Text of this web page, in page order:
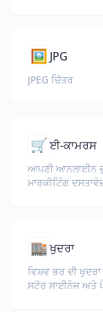
🖼️ JPG
JPEG ਚਿੱਤਰ
🛒ਈ-ਕਾਮਰਸ
ਆਪਣੀ ਆਨਲਾਈਨ
ਮਾਰਕੀਟਿੰਗ
🏬ਖੁਦਰਾ
ਵਿਸ਼ਵ ਭਰ ਦੀ
ਸਟੋਰ ਸਾਈਨੇਜ ਅਤੇ